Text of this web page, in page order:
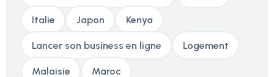
Italie Japon Kenya
Lancer son business en ligne Logement
Malaisie Maroc